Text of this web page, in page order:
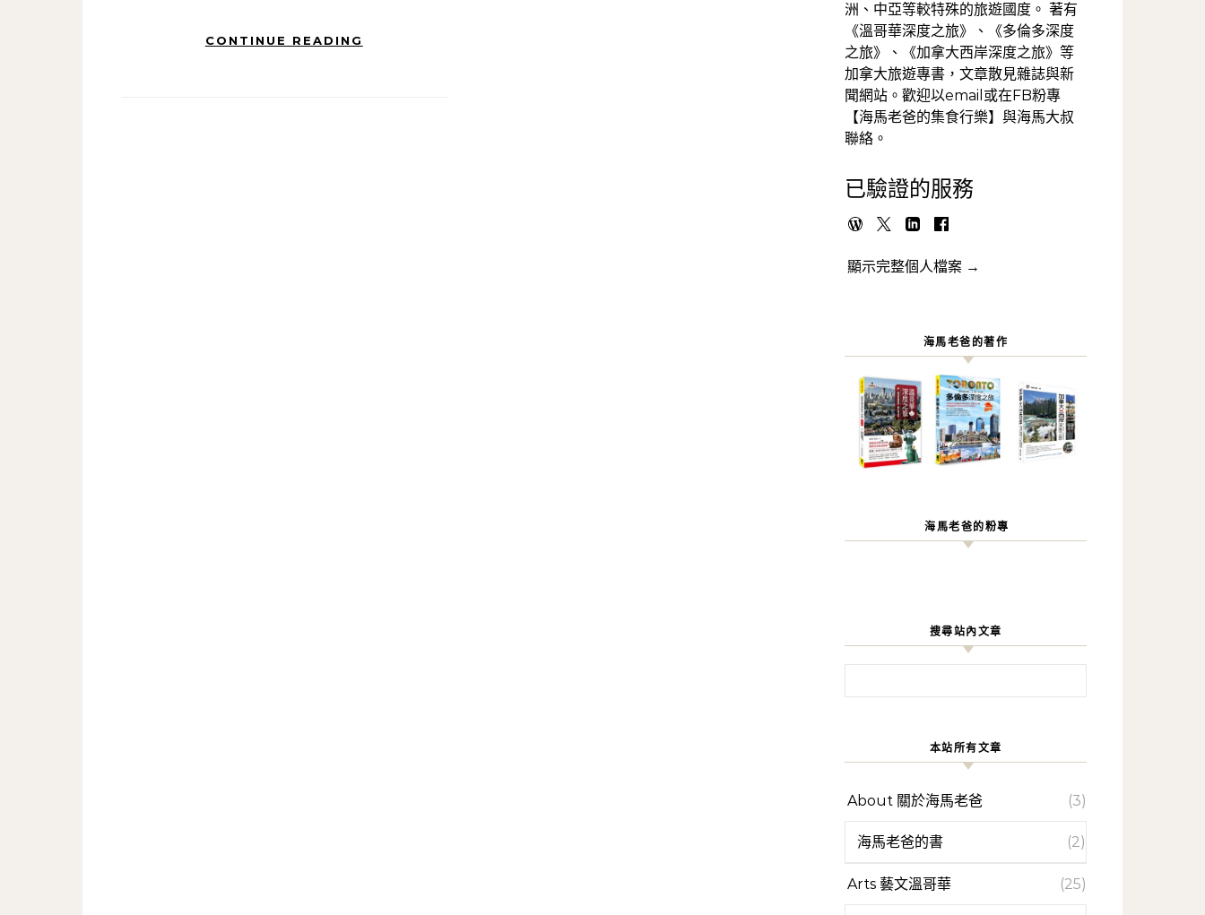
CONTINUE READING
洲、中亞等較特殊的旅遊國度。 著有
《溫哥華深度之旅》、《多倫多深度
之旅》、《加拿大西岸深度之旅》等
加拿大旅遊專書，文章散見雜誌與新
聞網站。歡迎以email或在FB粉專
【海馬老爸的集食行樂】與海馬大叔
聯絡。
已驗證的服務
顯示完整個人檔案 →
海馬老爸的著作
海馬老爸的粉專
搜尋站內文章
本站所有文章
About 關於海馬老爸 (3)
海馬老爸的書 (2)
Arts 藝文溫哥華 (25)